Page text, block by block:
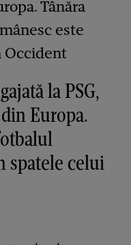
la PSG,
Europa.
spatele celui